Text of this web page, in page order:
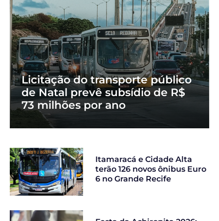
Licitação do transporte público
de Natal prevê subsídio de R$
73 milhões por ano
Itamaracá e Cidade Alta
terão 126 novos ônibus Euro
6 no Grande Recife